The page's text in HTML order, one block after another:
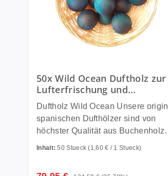
50x Wild Ocean Duftholz zur
Lufterfrischung und
Raumbeduftung - Dufthölzer -
Duftfrüchte - Duftkugel
Duftholz Wild Ocean Unsere original
spanischen Dufthölzer sind von
höchster Qualität aus Buchenholz
Inhalt:50 Stueck(1,60 € / 1 Stueck)